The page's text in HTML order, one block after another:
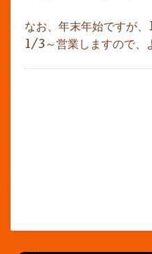
なお、年末年始ですが
1/3～営業しますので、